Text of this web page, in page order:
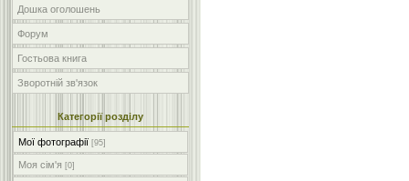
Дошка оголошень
Форум
Гостьова книга
Зворотній зв'язок
Категорії розділу
Мої фотографії [95]
Моя сім'я [0]